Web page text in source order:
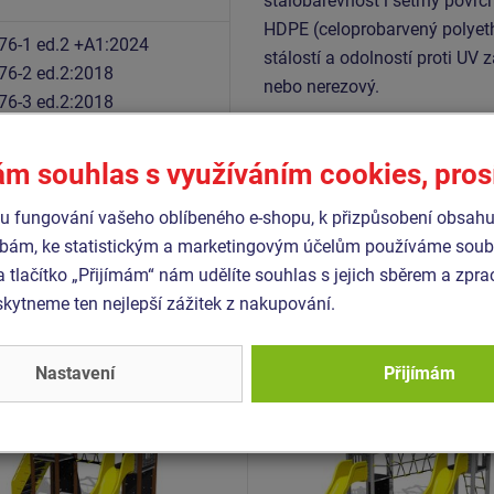
1 ed.2 +A1:2024
2 ed.2:2018
3 ed.2:2018
HDPE (celoprobarvený
stálostí a odolností proti UV
nebo nerezový.
Podobnézboží
2038K-15 Produkt - UNH-2051K-15
souhlas s využíváním cookies,
fungování vašeho oblíbeného e-shopu, k přizpůsobení
ke statistickým a marketingovým účelům používáme
tlačítko „Přijímám“ nám udělíte souhlas s jejich sběrem a
ten nejlepší zážitek z nakupování.
Nastavení Přijímám